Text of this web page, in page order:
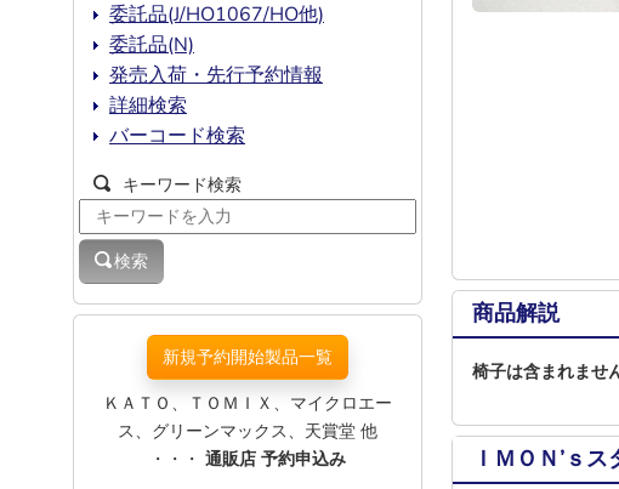
商品解説
椅子は含まれませ
ＩＭＯＮ’ｓ
委託品(J/HO1067/HO他)
委託品(N)
発売入荷・先行予約情報
詳細検索
バーコード検索
キーワード検索
検索
新規予約開始製品一覧
ＫＡＴＯ、ＴＯＭＩＸ、マイクロエー
ス、グリーンマックス、天賞堂 他
・・・ 通販店 予約申込み